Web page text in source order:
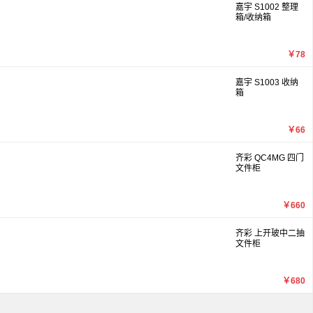
嘉宇 S1002 整理
箱/收纳箱
￥78
嘉宇 S1003 收纳
箱
￥66
齐彩 QC4MG 四门
文件柜
￥660
齐彩 上开玻中二抽
文件柜
￥680